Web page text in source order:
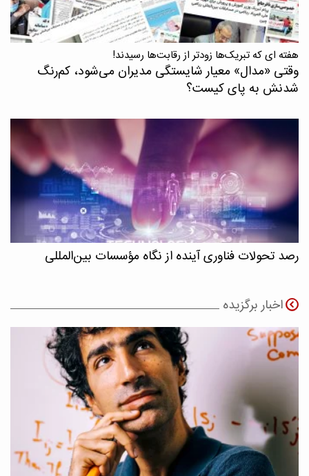
هفته ای که تبریک‌ها زودتر از رقابت‌ها رسیدند!
وقتی «مدال‌» معیار شایستگی مدیران می‌شود، کم‌رنگ
شدنش به پای کیست؟
رصد تحولات فناوری آینده از نگاه مؤسسات بین‌المللی
اخبار برگزیده